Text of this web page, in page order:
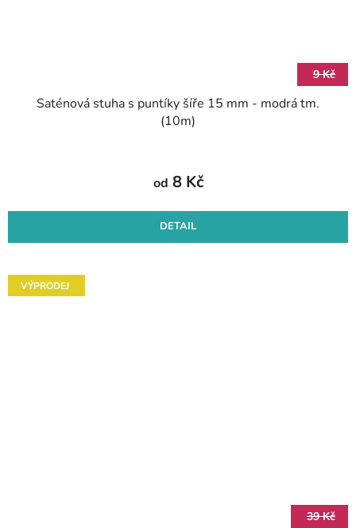
9 Kč
Saténová stuha s puntíky šíře 15 mm - modrá tm.
(10m)
od 8 Kč
DETAIL
VÝPRODEJ
39 Kč